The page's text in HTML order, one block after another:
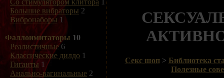
Со стимулятором клитора 1
Большие вибраторы 2
Вибронаборы 1
Фаллоимитаторы 10
Реалистичные6
Классические дилдо 1
Гиганты 1
Анально-вагинальные 2
Секс шоп> Библиотека
Полезные